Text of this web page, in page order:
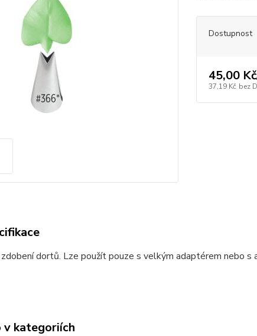
Dostupnost
45,00 Kč
37,19 Kč bez
dortů. Lze použít pouze s velkým adaptérem nebo s
v kategoriích